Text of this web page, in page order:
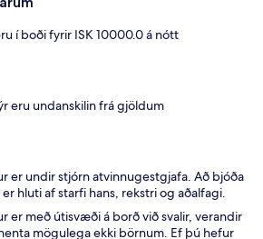
í boði fyrir ISK 10000.0 á nótt
eru undanskilin frá gjöldum
er undir stjórn atvinnugestgjafa. Að bjóða
hluti af starfi hans, rekstri og aðalfagi.
er með útisvæði á borð við svalir, verandir
mögulega ekki börnum. Ef þú hefur